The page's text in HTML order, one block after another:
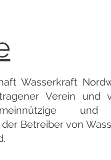
Wasserkraft
Verein und
und
Betreiber von